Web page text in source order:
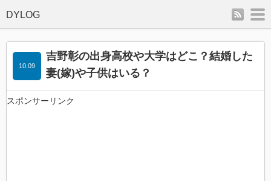
rss
吉野彰の出身高校や大学はどこ？結婚した
妻(嫁)や子供はいる？
10.09
スポンサーリンク